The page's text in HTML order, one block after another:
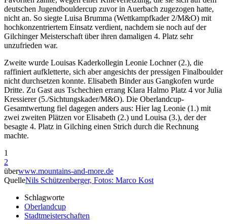
deutschen Jugendbouldercup zuvor in Auerbach zugezogen hatte,
nicht an. So siegte Luisa Brumma (Wettkampfkader 2/M&O) mit
hochkonzentriertem Einsatz verdient, nachdem sie noch auf der
Gilchinger Meisterschaft über ihren damaligen 4. Platz sehr
unzufrieden war.
Zweite wurde Louisas Kaderkollegin Leonie Lochner (2.), die
raffiniert aufkletterte, sich aber angesichts der pressigen Finalboulder
nicht durchsetzen konnte. Elisabeth Binder aus Gangkofen wurde
Dritte. Zu Gast aus Tschechien errang Klara Halmo Platz 4 vor Julia
Kressierer (5./Sichtungskader/M&O). Die Oberlandcup-
Gesamtwertung fiel dagegen anders aus: Hier lag Leonie (1.) mit
zwei zweiten Plätzen vor Elisabeth (2.) und Louisa (3.), der der
besagte 4. Platz in Gilching einen Strich durch die Rechnung
machte.
1
2
überwww.mountains-and-more.de
QuelleNils Schützenberger, Fotos: Marco Kost
Schlagworte
Oberlandcup
Stadtmeisterschaften